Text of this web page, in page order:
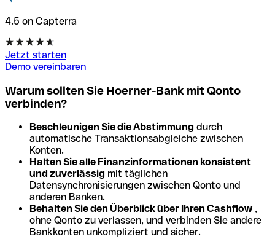
4.5 on Capterra
Jetzt starten
Demo vereinbaren
Warum sollten Sie Hoerner-Bank mit Qonto
verbinden?
Beschleunigen Sie die Abstimmung durch
automatische Transaktionsabgleiche zwischen
Konten.
Halten Sie alle Finanzinformationen konsistent
und zuverlässig mit täglichen
Datensynchronisierungen zwischen Qonto und
anderen Banken.
Behalten Sie den Überblick über Ihren Cashflow ,
ohne Qonto zu verlassen, und verbinden Sie andere
Bankkonten unkompliziert und sicher.